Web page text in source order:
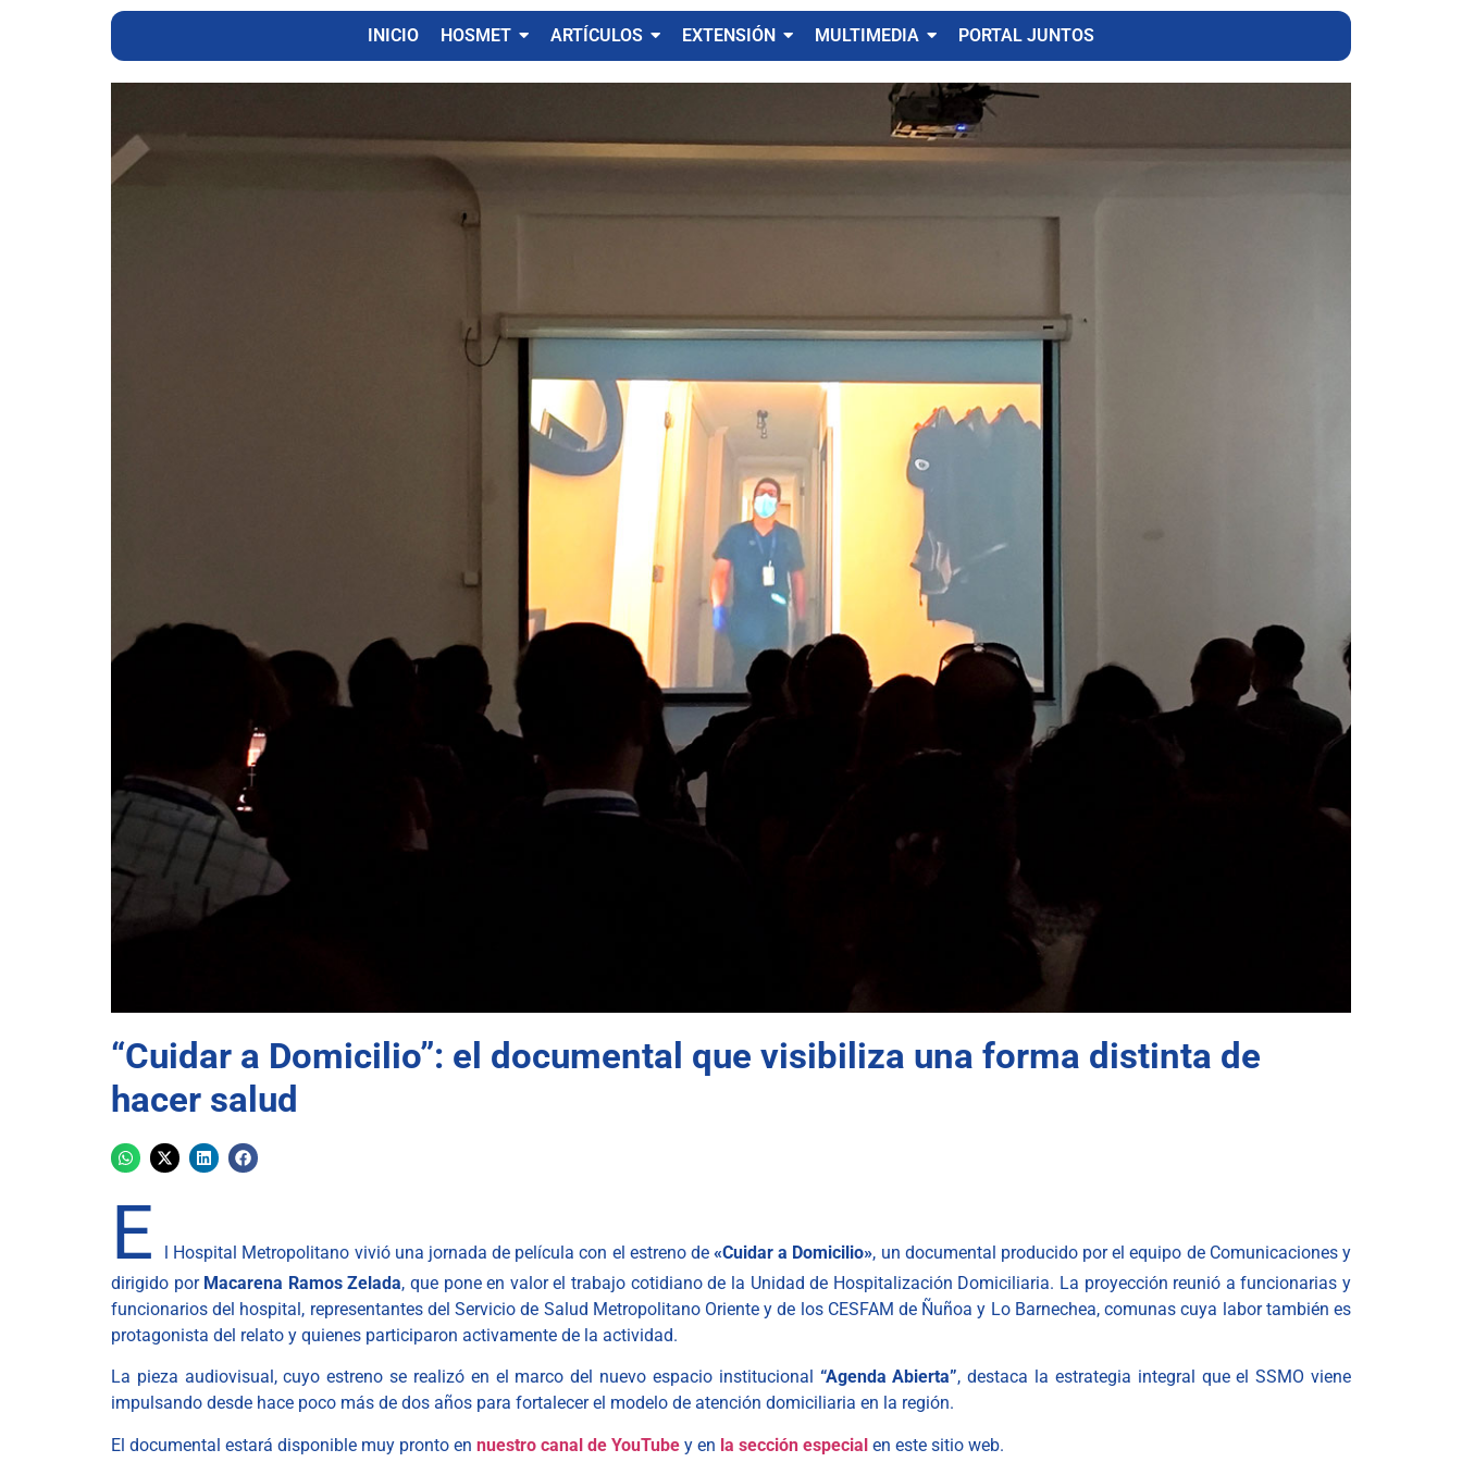
INICIO HOSMET ARTÍCULOS EXTENSIÓN MULTIMEDIA PORTAL JUNTOS
“Cuidar a Domicilio”: el documental que visibiliza una forma distinta de
hacer salud
E l Hospital Metropolitano vivió una jornada de película con el estreno de«Cuidar a Domicilio», un documental producido por el equipo de Comunicaciones y
dirigido por Macarena Ramos Zelada, que pone en valor el trabajo cotidiano de la Unidad de Hospitalización Domiciliaria. La proyección reunió a funcionarias y
funcionarios del hospital, representantes del Servicio de Salud Metropolitano Oriente y de los CESFAM de Ñuñoa y Lo Barnechea, comunas cuya labor también es
protagonista del relato y quienes participaron activamente de la actividad.
La pieza audiovisual, cuyo estreno se realizó en el marco del nuevo espacio institucional “Agenda Abierta”, destaca la estrategia integral que el SSMO viene
impulsando desde hace poco más de dos años para fortalecer el modelo de atención domiciliaria en la región.
El documental estará disponible muy pronto en nuestro canal de YouTube y en la sección especial en este sitio web.